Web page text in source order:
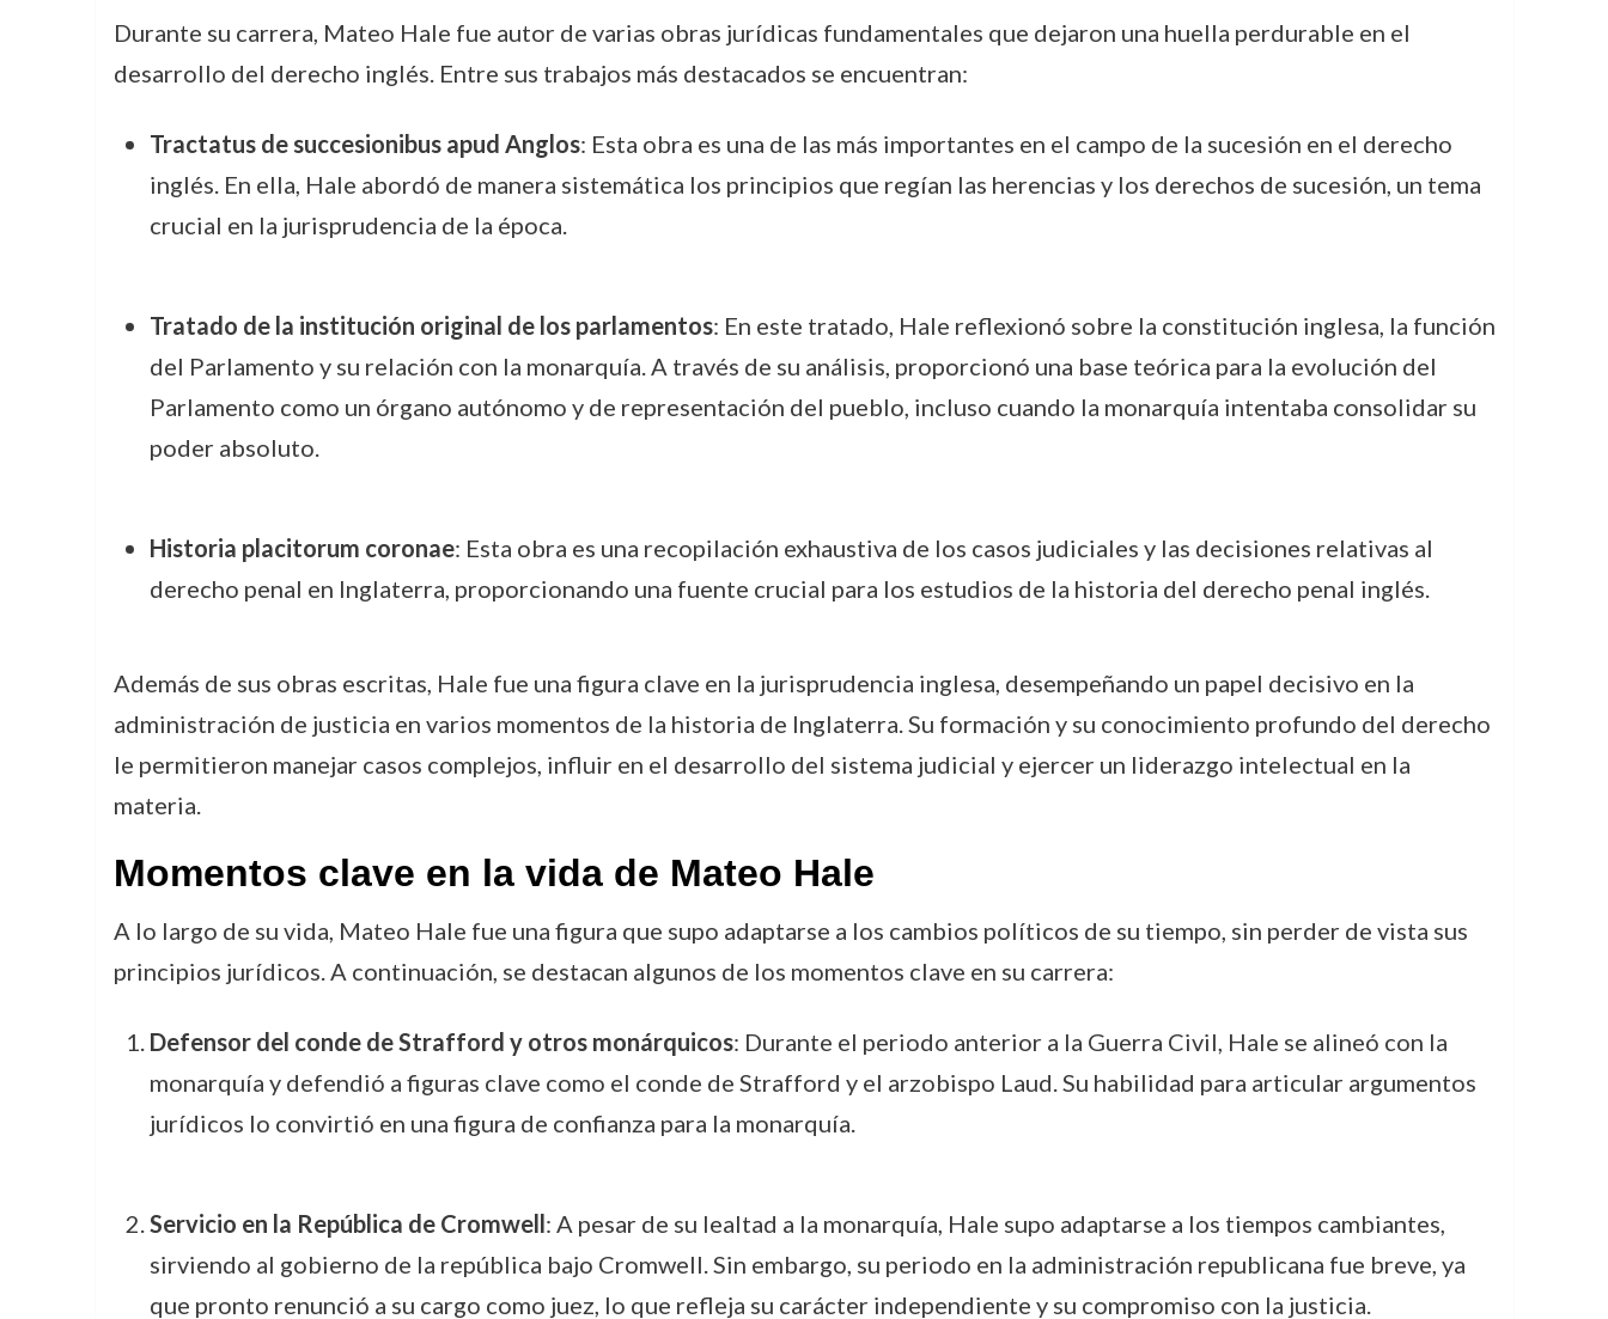
Durante su carrera, Mateo Hale fue autor de varias obras jurídicas fundamentales que dejaron una huella perdurable en el
desarrollo del derecho inglés. Entre sus trabajos más destacados se encuentran:
Tractatus de succesionibus apud Anglos: Esta obra es una de las más importantes en el campo de la sucesión en el derecho
inglés. En ella, Hale abordó de manera sistemática los principios que regían las herencias y los derechos de sucesión, un tema
crucial en la jurisprudencia de la época.
Tratado de la institución original de los parlamentos: En este tratado, Hale reflexionó sobre la constitución inglesa, la función
del Parlamento y su relación con la monarquía. A través de su análisis, proporcionó una base teórica para la evolución del
Parlamento como un órgano autónomo y de representación del pueblo, incluso cuando la monarquía intentaba consolidar su
poder absoluto.
Historia placitorum coronae: Esta obra es una recopilación exhaustiva de los casos judiciales y las decisiones relativas al
derecho penal en Inglaterra, proporcionando una fuente crucial para los estudios de la historia del derecho penal inglés.
Además de sus obras escritas, Hale fue una figura clave en la jurisprudencia inglesa, desempeñando un papel decisivo en la
administración de justicia en varios momentos de la historia de Inglaterra. Su formación y su conocimiento profundo del derecho
le permitieron manejar casos complejos, influir en el desarrollo del sistema judicial y ejercer un liderazgo intelectual en la
materia.
Momentos clave en la vida de Mateo Hale
A lo largo de su vida, Mateo Hale fue una figura que supo adaptarse a los cambios políticos de su tiempo, sin perder de vista sus
principios jurídicos. A continuación, se destacan algunos de los momentos clave en su carrera:
Defensor del conde de Strafford y otros monárquicos: Durante el periodo anterior a la Guerra Civil, Hale se alineó con la
monarquía y defendió a figuras clave como el conde de Strafford y el arzobispo Laud. Su habilidad para articular argumentos
jurídicos lo convirtió en una figura de confianza para la monarquía.
Servicio en la República de Cromwell: A pesar de su lealtad a la monarquía, Hale supo adaptarse a los tiempos cambiantes,
sirviendo al gobierno de la república bajo Cromwell. Sin embargo, su periodo en la administración republicana fue breve, ya
que pronto renunció a su cargo como juez, lo que refleja su carácter independiente y su compromiso con la justicia.